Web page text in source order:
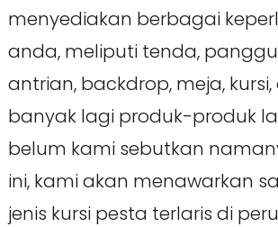
menyediakan berbagai
anda, meliputi tenda,
antrian, backdrop, meja,
banyak lagi produk-produk
belum kami sebutkan
ini, kami akan menawarkan
jenis kursi pesta terlaris di